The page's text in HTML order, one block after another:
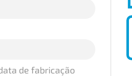
de fabricação